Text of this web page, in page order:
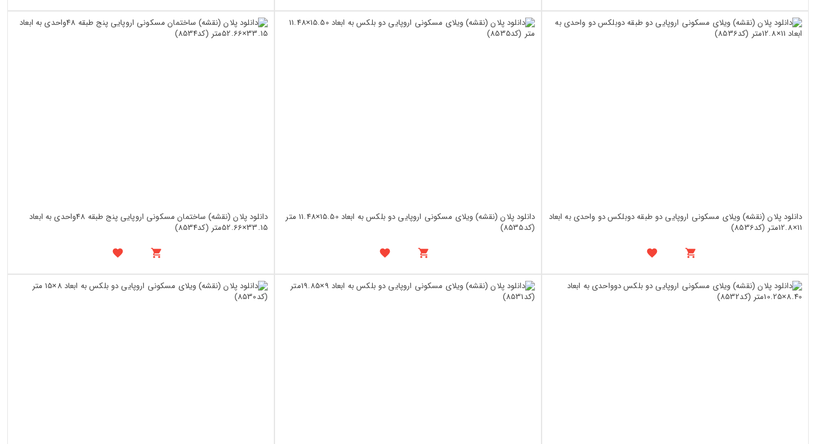
دانلود پلان (نقشه) ویلای مسکونی اروپایی دو طبقه دوبلکس دو واحدی به ابعاد
11×12.8متر (کد8536)
دانلود پلان (نقشه) ویلای مسکونی اروپایی دو بلکس به ابعاد 15.50×11.48 متر
(کد8535)
دانلود پلان (نقشه) ساختمان مسکونی اروپایی پنج طبقه 48واحدی به ابعاد
33.15×52.66متر (کد8534)